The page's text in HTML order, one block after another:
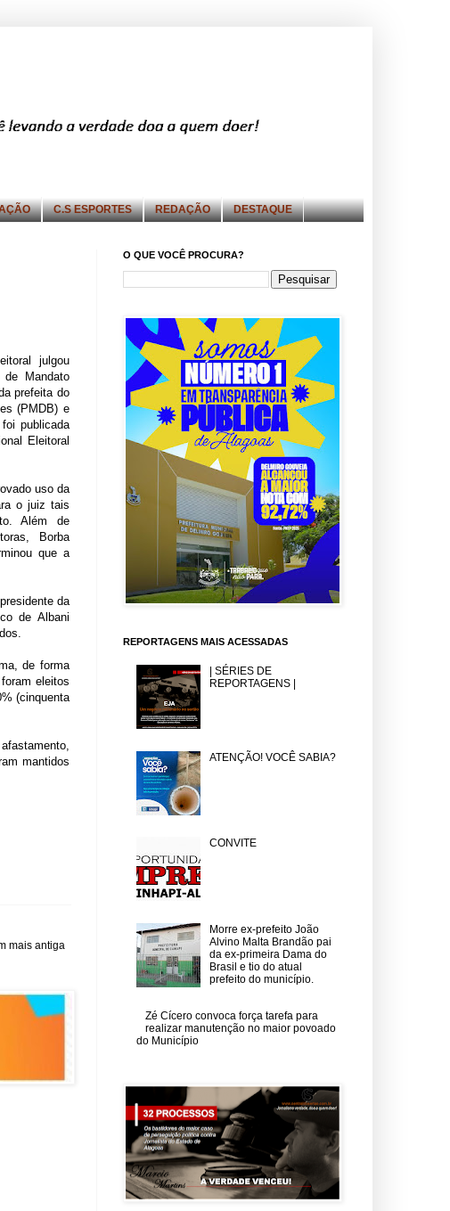
C.S ESPORTES REDAÇÃO DESTAQUE
julgou
Mandato
prefeita do
(PMDB) e
publicada
Eleitoral
uso da
o juiz tais
Além de
Borba
que a
da
de Albani
de forma
eleitos
(cinquenta
mantidos
mais antiga
O QUE VOCÊ PROCURA?
REPORTAGENS MAIS ACESSADAS
| SÉRIES DE
REPORTAGENS |
ATENÇÃO! VOCÊ SABIA?
CONVITE
Morre ex-prefeito João
Alvino Malta Brandão pai
da ex-primeira Dama do
Brasil e tio do atual
prefeito do município.
Zé Cícero convoca força tarefa para
realizar manutenção no maior povoado
do Município